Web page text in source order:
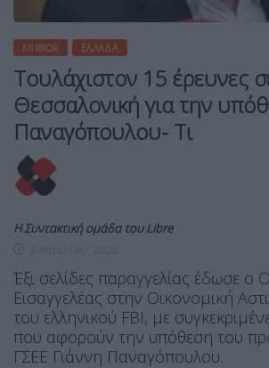
MIRROR ΕΛΛΆΔΑ
Τουλάχιστον 15 έρευνες
Θεσσαλονική για την
Παναγόπουλου- Τι
Η Συντακτική ομάδα του Libre
Έξι σελίδες παραγγελίας έδωσε ο
Εισαγγελέας στην Οικονομική
του ελληνικού FBI, με
που αφορούν την υπόθεση του
ΓΣΕΕ Γιάννη Παναγόπουλου.